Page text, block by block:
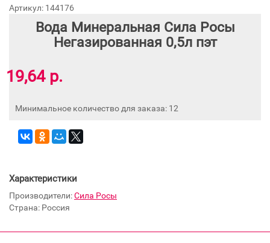
Артикул: 144176
Вода Минеральная Сила Росы
Негазированная 0,5л пэт
19,64 р.
Минимальное количество для заказа: 12
Характеристики
Производители:Сила Росы
Страна: Россия